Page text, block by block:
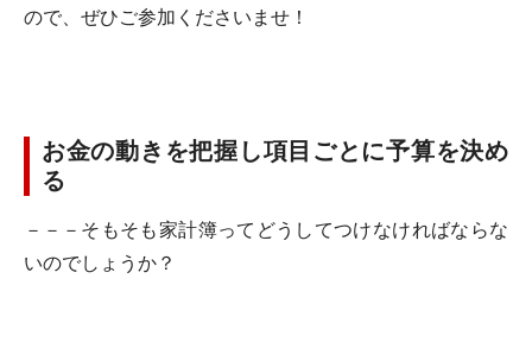
ので、ぜひご参加くださいませ！
お金の動きを把握し項目ごとに予算を決め
る
－－－そもそも家計簿ってどうしてつけなければならな
いのでしょうか？